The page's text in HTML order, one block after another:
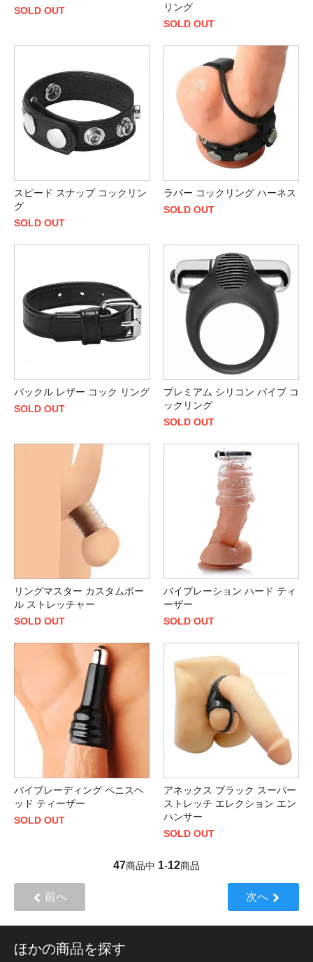
SOLD OUT
リング
SOLD OUT
スピード スナップ コックリン
グ
SOLD OUT
ラバー コックリング ハーネス
SOLD OUT
バックル レザー コック リング
SOLD OUT
プレミアム シリコン バイブ コ
ックリング
SOLD OUT
リングマスター カスタムボー
ル ストレッチャー
SOLD OUT
バイブレーション ハード ティ
ーザー
SOLD OUT
バイブレーディング ペニスヘ
ッド ティーザー
SOLD OUT
アネックス ブラック スーパー
ストレッチ エレクション エン
ハンサー
SOLD OUT
47商品中 1-12商品
前へ 次へ
ほかの商品を探す